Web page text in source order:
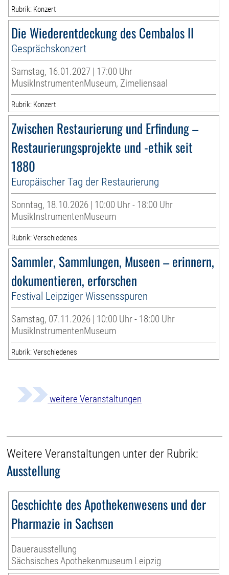
Rubrik: Konzert
Die Wiederentdeckung des Cembalos II
Gesprächskonzert
Samstag, 16.01.2027 | 17:00 Uhr
MusikInstrumentenMuseum, Zimeliensaal
Rubrik: Konzert
Zwischen Restaurierung und Erfindung –
Restaurierungsprojekte und -ethik seit
1880
Europäischer Tag der Restaurierung
Sonntag, 18.10.2026 | 10:00 Uhr - 18:00 Uhr
MusikInstrumentenMuseum
Rubrik: Verschiedenes
Sammler, Sammlungen, Museen – erinnern,
dokumentieren, erforschen
Festival Leipziger Wissensspuren
Samstag, 07.11.2026 | 10:00 Uhr - 18:00 Uhr
MusikInstrumentenMuseum
Rubrik: Verschiedenes
weitere Veranstaltungen
Weitere Veranstaltungen unter der Rubrik:
Ausstellung
Geschichte des Apothekenwesens und der
Pharmazie in Sachsen
Dauerausstellung
Sächsisches Apothekenmuseum Leipzig